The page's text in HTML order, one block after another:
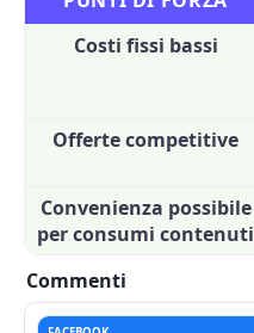
Costi fissi bassi
Offerte competitive
Convenienza possibile
per consumi contenuti
Commenti